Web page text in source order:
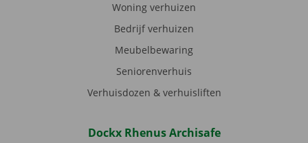
Woning verhuizen
Bedrijf verhuizen
Meubelbewaring
Seniorenverhuis
Verhuisdozen & verhuisliften
Dockx Rhenus Archisafe